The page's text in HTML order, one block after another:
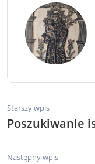
Starszy wpis
Poszukiwanie
Następny wpis